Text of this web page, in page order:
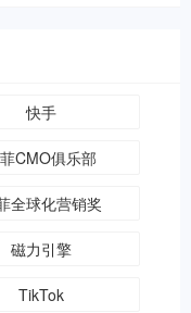
快手
CMO俱乐部
全球化营销奖
磁力引擎
TikTok